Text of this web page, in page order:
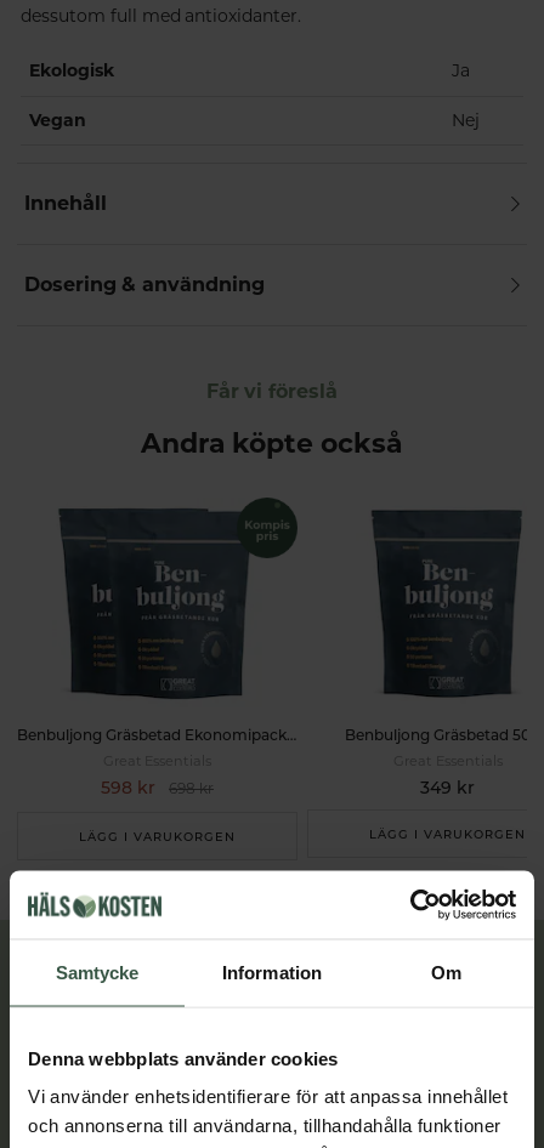
Samtycke Information Om
Denna webbplats använder cookies
Vi använder enhetsidentifierare för att anpassa innehållet
och annonserna till användarna, tillhandahålla funktioner
dessutom full med antioxidanter.
Ekologisk Ja
Vegan Nej
Innehåll
Dosering & användning
Får vi föreslå
Andra köpte också
Benbuljong Gräsbetad Ekonomipack 2x500g
Great Essentials
598 kr 698 kr
LÄGG I VARUKORGEN
Benbuljong Gräsbetad
Great Essentials
349 kr
LÄGG I VARUKORGEN
Lär dig mer